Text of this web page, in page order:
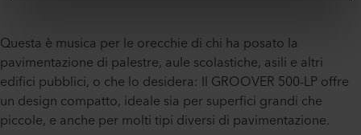
Questa è musica per le orecchie di chi ha posato la
pavimentazione di palestre, aule scolastiche, asili e altri
edifici pubblici, o che lo desidera: Il GROOVER 500-LP offre
un design compatto, ideale sia per superfici grandi che
piccole, e anche per molti tipi diversi di pavimentazione.